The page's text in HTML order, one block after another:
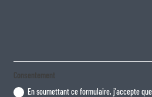
Consentement
En soumettant ce formulaire, j'accepte